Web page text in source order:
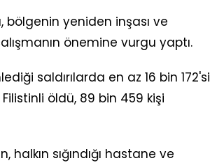
bölgenin yeniden inşası ve
önemine vurgu yaptı.
saldırılarda en az 16 bin 172'si
öldü, 89 bin 459 kişi
sığındığı hastane ve